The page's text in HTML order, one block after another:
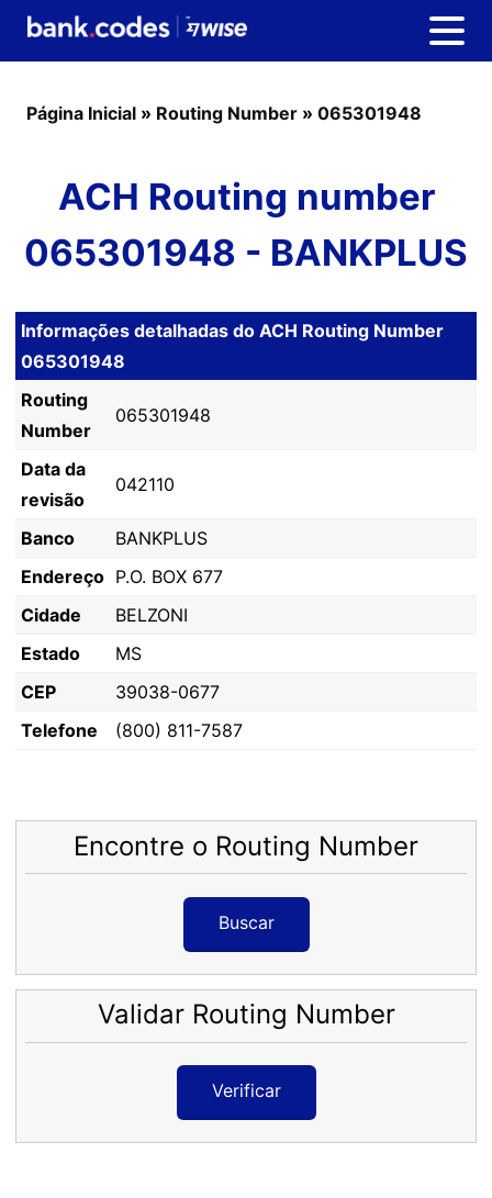
Página Inicial » Routing Number » 065301948
ACH Routing number
065301948 - BANKPLUS
Informações detalhadas do ACH Routing Number
065301948
Routing
Number
065301948
Data da
revisão
042110
Banco
BANKPLUS
Endereço P.O. BOX 677
Cidade
BELZONI
Estado
MS
CEP
39038-0677
Telefone
(800) 811-7587
Encontre o Routing Number
Buscar
Validar Routing Number
Verificar